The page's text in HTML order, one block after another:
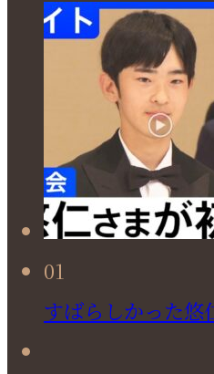
01
すばらしかった悠